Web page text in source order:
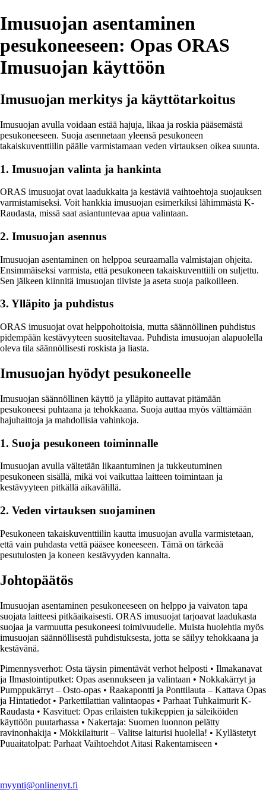
Imusuojan asentaminen
pesukoneeseen: Opas ORAS
Imusuojan käyttöön
Imusuojan merkitys ja käyttötarkoitus
Imusuojan avulla voidaan estää hajuja, likaa ja roskia pääsemästä
pesukoneeseen. Suoja asennetaan yleensä pesukoneen
takaiskuventtiilin päälle varmistamaan veden virtauksen oikea suunta.
1. Imusuojan valinta ja hankinta
ORAS imusuojat ovat laadukkaita ja kestäviä vaihtoehtoja suojauksen
varmistamiseksi. Voit hankkia imusuojan esimerkiksi lähimmästä K-
Raudasta, missä saat asiantuntevaa apua valintaan.
2. Imusuojan asennus
Imusuojan asentaminen on helppoa seuraamalla valmistajan ohjeita.
Ensimmäiseksi varmista, että pesukoneen takaiskuventtiili on suljettu.
Sen jälkeen kiinnitä imusuojan tiiviste ja aseta suoja paikoilleen.
3. Ylläpito ja puhdistus
ORAS imusuojat ovat helppohoitoisia, mutta säännöllinen puhdistus
pidempään kestävyyteen suositeltavaa. Puhdista imusuojan alapuolella
oleva tila säännöllisesti roskista ja liasta.
Imusuojan hyödyt pesukoneelle
Imusuojan säännöllinen käyttö ja ylläpito auttavat pitämään
pesukoneesi puhtaana ja tehokkaana. Suoja auttaa myös välttämään
hajuhaittoja ja mahdollisia vahinkoja.
1. Suoja pesukoneen toiminnalle
Imusuojan avulla vältetään likaantuminen ja tukkeutuminen
pesukoneen sisällä, mikä voi vaikuttaa laitteen toimintaan ja
kestävyyteen pitkällä aikavälillä.
2. Veden virtauksen suojaminen
Pesukoneen takaiskuventtiilin kautta imusuojan avulla varmistetaan,
että vain puhdasta vettä pääsee koneeseen. Tämä on tärkeää
pesutulosten ja koneen kestävyyden kannalta.
Johtopäätös
Imusuojan asentaminen pesukoneeseen on helppo ja vaivaton tapa
suojata laitteesi pitkäaikaisesti. ORAS imusuojat tarjoavat laadukasta
suojaa ja varmuutta pesukoneesi toimivuudelle. Muista huolehtia myös
imusuojan säännöllisestä puhdistuksesta, jotta se säilyy tehokkaana ja
kestävänä.
Pimennysverhot: Osta täysin pimentävät verhot helposti • Ilmakanavat
ja Ilmastointiputket: Opas asennukseen ja valintaan • Nokkakärryt ja
Pumppukärryt – Osto-opas • Raakapontti ja Ponttilauta – Kattava Opas
ja Hintatiedot • Parkettilattian valintaopas • Parhaat Tuhkaimurit K-
Raudasta • Kasvituet: Opas erilaisten tukikeppien ja säleiköiden
käyttöön puutarhassa • Nakertaja: Suomen luonnon pelätty
ravinonhakija • Mökkilaiturit – Valitse laiturisi huolella! • Kyllästetyt
Puuaitatolpat: Parhaat Vaihtoehdot Aitasi Rakentamiseen •
myynti@onlinenyt.fi